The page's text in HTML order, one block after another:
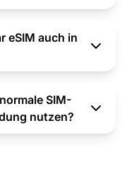
eSIM auch in
SIM-
nutzen?